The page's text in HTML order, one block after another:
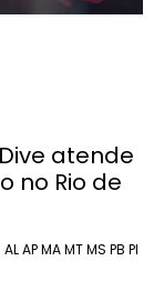
atende
no Rio de
ALAPMAMTMS PB PI